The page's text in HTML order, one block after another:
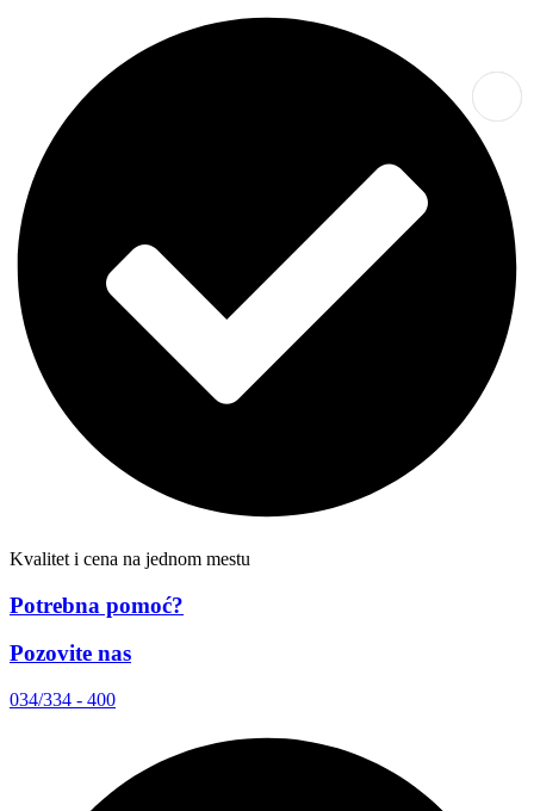
Kvalitet i cena na jednom mestu
Potrebna pomoć?
Pozovite nas
034/334 - 400